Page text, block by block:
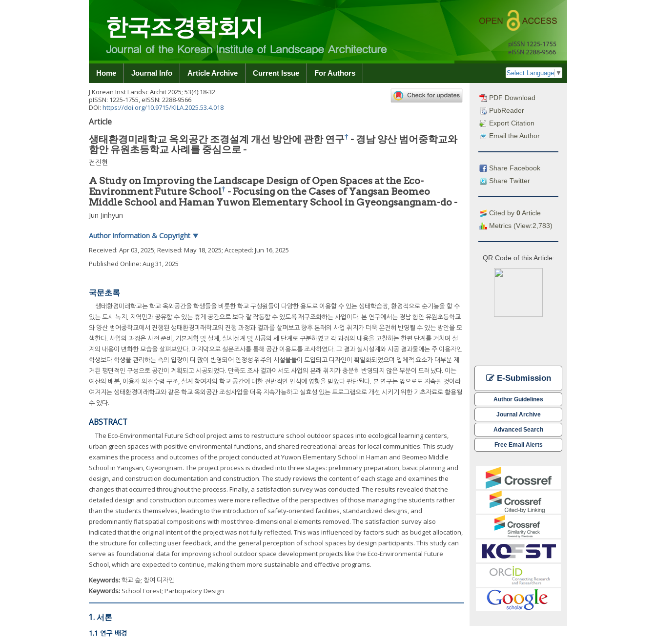
Home Journal Info Article Archive Current Issue For Authors Select Language ▼
PDF Download
PubReader
Export Citation
Email the Author
Share Facebook
Share Twitter
Cited by 0Article
Metrics (View:2,783)
QR Code of this Article:
E-Submission
Author Guidelines
Journal Archive
Advanced Search
Free Email Alerts
J Korean Inst Landsc Archit2025; 53(4):18-32
pISSN: 1225-1755, eISSN: 2288-9566
DOI: https://doi.org/10.9715/KILA.2025.53.4.018
Article
생태환경미래학교 옥외공간 조경설계 개선 방안에 관한 연구† - 경남 양산 범어중학교와
함안 유원초등학교 사례를 중심으로 -
전진현
A Study on Improving the Landscape Design of Open Spaces at the Eco-
Environment Future School† - Focusing on the Cases of Yangsan Beomeo
Middle School and Haman Yuwon Elementary School in Gyeongsangnam-do -
Jun Jinhyun
Author Information & Copyright ▼
Received: Apr 03, 2025; Revised: May 18, 2025; Accepted: Jun 16, 2025
Published Online: Aug 31, 2025
국문초록
생태환경미래학교는 학교 옥외공간을 학생들을 비롯한 학교 구성원들이 다양한 용도로 이용할 수 있는 생태학습장, 환경적으로 순기능을 할 수
있는 도시 녹지, 지역민과 공유할 수 있는 휴게 공간으로 보다 잘 작동할 수 있도록 재구조화하는 사업이다. 본 연구에서는 경남 함안 유원초등학교
와 양산 범어중학교에서 진행된 생태환경미래학교의 진행 과정과 결과를 살펴보고 향후 본래의 사업 취지가 더욱 온전히 반영될 수 있는 방안을 모
색한다. 사업의 과정은 사전 준비, 기본계획 및 설계, 실시설계 및 시공의 세 단계로 구분하였고 각 과정의 내용을 고찰하는 한편 단계를 거치며 설
계의 내용이 변화한 모습을 살펴보았다. 마지막으로 설문조사를 통해 공간 이용도를 조사하였다. 그 결과 실시설계와 시공 결과물에는 주 이용자인
학생보다 학생을 관리하는 측의 입장이 더 많이 반영되어 안정성 위주의 시설물들이 도입되고 디자인이 획일화되었으며 입체적 요소가 대부분 제
거된 평면적인 구성으로 공간이 계획되고 시공되었다. 만족도 조사 결과에서도 사업의 본래 취지가 충분히 반영되지 않은 부분이 드러났다. 이는
예산의 배분, 이용자 의견수렴 구조, 설계 참여자의 학교 공간에 대한 전반적인 인식에 영향을 받았다 판단된다. 본 연구는 앞으로도 지속될 것이라
여겨지는 생태환경미래학교와 같은 학교 옥외공간 조성사업을 더욱 지속가능하고 실효성 있는 프로그램으로 개선 시키기 위한 기초자료로 활용될
수 있다.
ABSTRACT
The Eco-Environmental Future School project aims to restructure school outdoor spaces into ecological learning centers,
urban green spaces with positive environmental functions, and shared recreational areas for local communities. This study
examines the process and outcomes of the project conducted at Yuwon Elementary School in Haman and Beomeo Middle
School in Yangsan, Gyeongnam. The project process is divided into three stages: preliminary preparation, basic planning and
design, and construction documentation and construction. The study reviews the content of each stage and examines the
changes that occurred throughout the process. Finally, a satisfaction survey was conducted. The results revealed that the
detailed design and construction outcomes were more reflective of the perspectives of those managing the students rather
than the students themselves, leading to the introduction of safety-oriented facilities, standardized designs, and
predominantly flat spatial compositions with most three-dimensional elements removed. The satisfaction survey also
indicated that the original intent of the project was not fully reflected. This was influenced by factors such as budget allocation,
the structure for collecting user feedback, and the general perception of school spaces by design participants. This study can
serve as foundational data for improving school outdoor space development projects like the Eco-Environmental Future
School, which are expected to continue, making them more sustainable and effective programs.
Keywords:학교 숲; 참여 디자인
Keywords: School Forest; Participatory Design
1. 서론
1.1 연구 배경